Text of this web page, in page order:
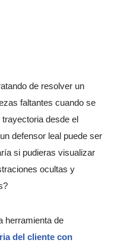
de resolver un
faltantes cuando se
desde el
defensor leal puede ser
si pudieras visualizar
ocultas y
herramienta de
del cliente con